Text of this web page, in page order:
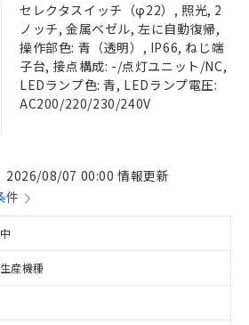
セレクタスイッチ（φ22）, 照光, 2
ノッチ, 金属ベゼル, 左に自動復帰,
操作部色: 青（透明）, IP66, ねじ端
子台, 接点構成: -/点灯ユニット/NC,
LEDランプ色: 青, LEDランプ電圧:
AC200/220/230/240V
2026/08/07 00:00 情報更新
件
産機種